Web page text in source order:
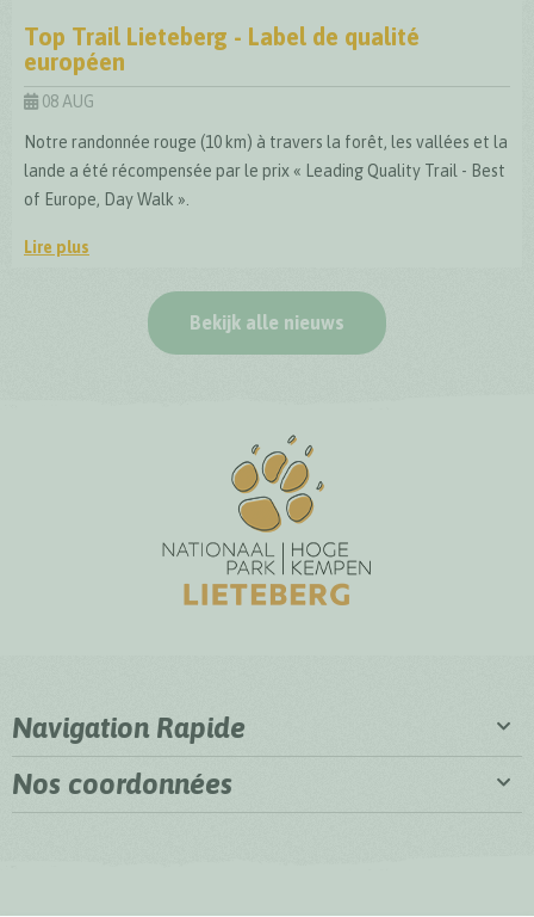
Top Trail Lieteberg - Label de qualité
européen
08 AUG
Notre randonnée rouge (10 km) à travers la forêt, les vallées et la
lande a été récompensée par le prix « Leading Quality Trail - Best
of Europe, Day Walk ».
Lire plus
Bekijk alle nieuws
Navigation Rapide
Nos coordonnées